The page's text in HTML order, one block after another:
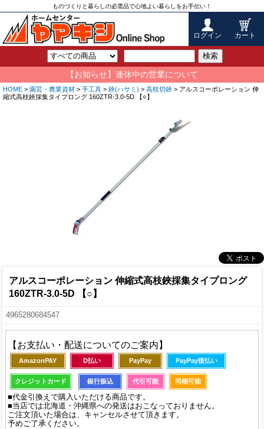
ものづくりと暮らしの必需品で心地よい暮らしをお手伝い！
ログイン カート
検索
【お知らせ】連休中の営業について
HOME > 園芸・農業資材 > 手工具 > 鋏(ハサミ) > 高枝切鋏 > アルスコーポレーション 伸
縮式高枝鋏採集タイプロング 160ZTR-3.0-5D 【○】
アルスコーポレーション 伸縮式高枝鋏採集タイプロング
160ZTR-3.0-5D 【○】
4965280684547
【お支払い・配送についてのご案内】
AmazonPAY D払い PayPay PayPay後払い
クレジットカード 銀行振込 代引可能 同梱可能
■代金引換えで購入いただける商品です。
■当店では北海道・沖縄県への発送はおこなっておりません。
ご注文頂いた場合は、キャンセルさせて頂きます。
予めご了承ください。